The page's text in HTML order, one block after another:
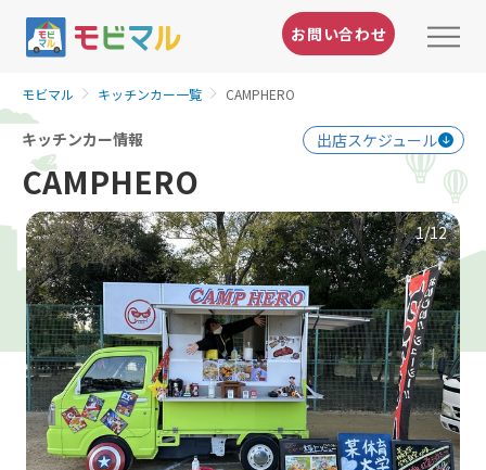
お問い合わせ
モビマル キッチンカー一覧 CAMPHERO
キッチンカー情報 出店スケジュール
CAMPHERO
1/12